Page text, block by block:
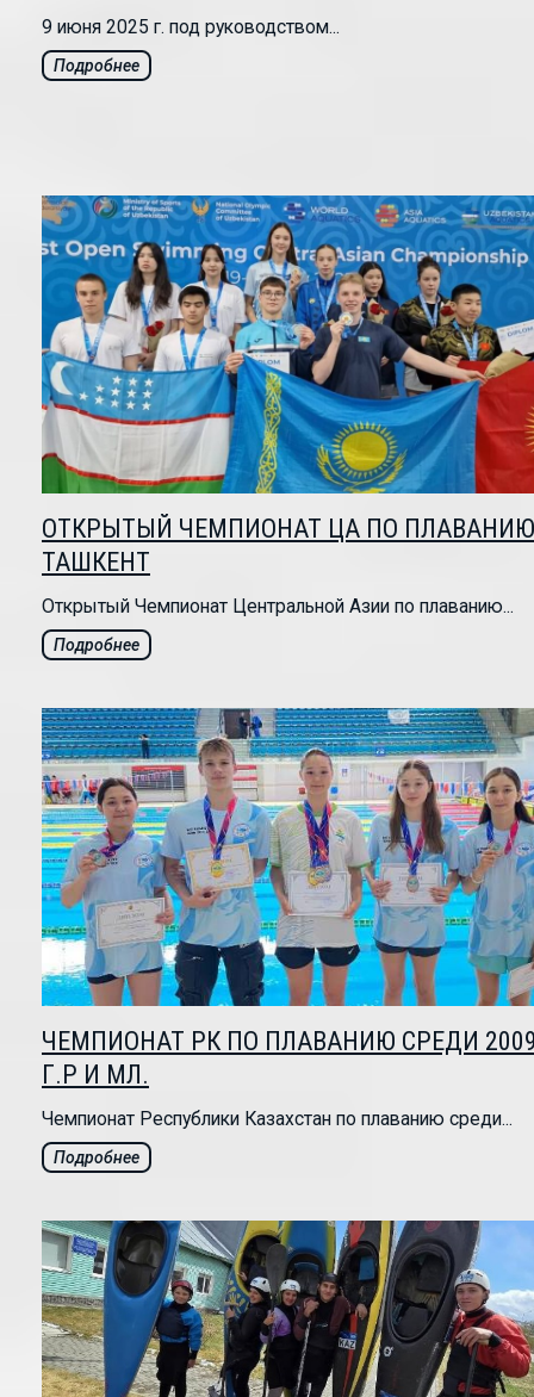
9 июня 2025 г. под руководством...
Подробнее
ОТКРЫТЫЙ ЧЕМПИОНАТ ЦА ПО
ТАШКЕНТ
Открытый Чемпионат Центральной Азии по плаванию...
Подробнее
ЧЕМПИОНАТ РК ПО ПЛАВАНИЮ СРЕДИ
Г.Р И МЛ.
Чемпионат Республики Казахстан по плаванию среди...
Подробнее